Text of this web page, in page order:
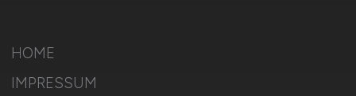
HOME
IMPRESSUM